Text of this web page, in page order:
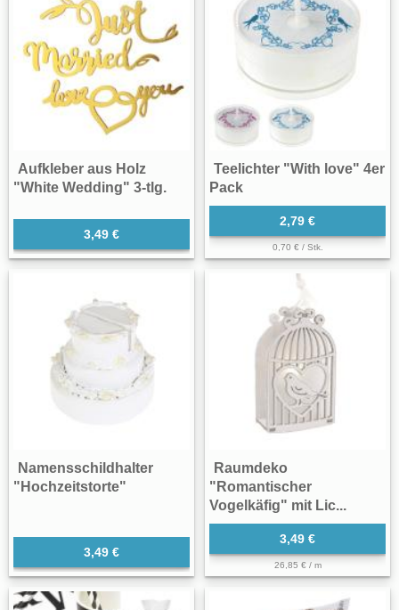
Aufkleber aus Holz
"White Wedding" 3-tlg.
3,49 €
Teelichter "With love" 4er
Pack
2,79 €
0,70 € / Stk.
Namensschildhalter
"Hochzeitstorte"
3,49 €
Raumdeko
"Romantischer
Vogelkäfig" mit Lic...
3,49 €
26,85 € / m